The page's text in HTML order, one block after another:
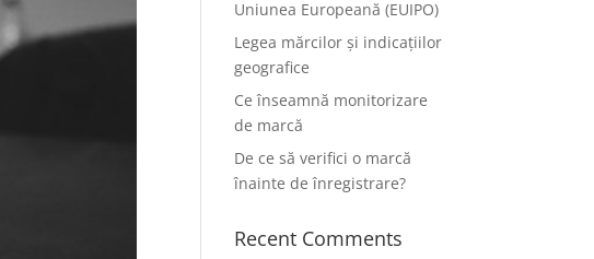
Uniunea Europeană (EUIPO)
Legea mărcilor și indicațiilor
geografice
Ce înseamnă monitorizare
de marcă
De ce să verifici o marcă
înainte de înregistrare?
Recent Comments